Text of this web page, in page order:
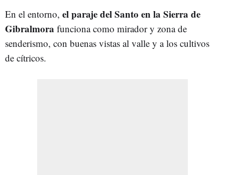
En el entorno, el paraje del Santo en la Sierra de
Gibralmora funciona como mirador y zona de
senderismo, con buenas vistas al valle y a los cultivos
de cítricos.